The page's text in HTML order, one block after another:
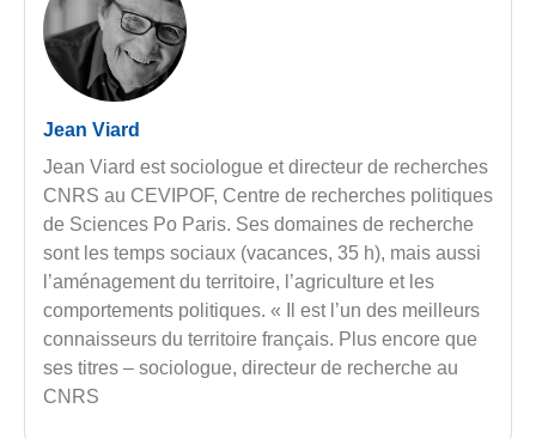
Jean Viard
Jean Viard est sociologue et directeur de recherches
CNRS au CEVIPOF, Centre de recherches politiques
de Sciences Po Paris. Ses domaines de recherche
sont les temps sociaux (vacances, 35 h), mais aussi
l’aménagement du territoire, l’agriculture et les
comportements politiques. « Il est l’un des meilleurs
connaisseurs du territoire français. Plus encore que
ses titres – sociologue, directeur de recherche au
CNRS